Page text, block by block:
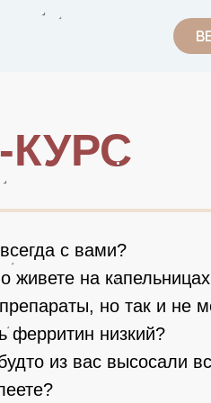
с вами?
живете на
но так и не
ферритин низкий?
из вас высосали